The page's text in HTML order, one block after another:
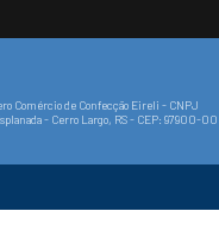
Comércio de Confecção Eireli - CNPJ
- Cerro Largo, RS - CEP: 97900-